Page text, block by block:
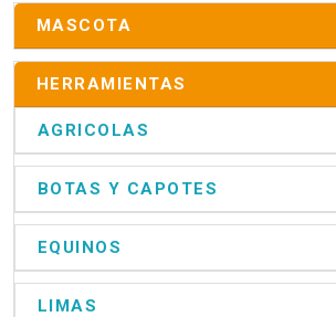
MASCOTA
HERRAMIENTAS
AGRICOLAS
BOTAS Y CAPOTES
EQUINOS
LIMAS